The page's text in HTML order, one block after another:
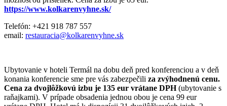
https://www.kolkarenvyhne.sk/
Telefón: +421 918 787 557
email: restauracia@kolkarenvyhne.sk
Ubytovanie v hoteli Termál na dobu deň pred konferenciou a v deň
konania konferencie sme pre vás zabezpečili za zvýhodnenú cenu.
Cena za dvojlôžkovú izbu je 135 eur vrátane DPH(ubytovanie s
raňajkami). V prípade obsadenia jednou obou je cena 99 eur